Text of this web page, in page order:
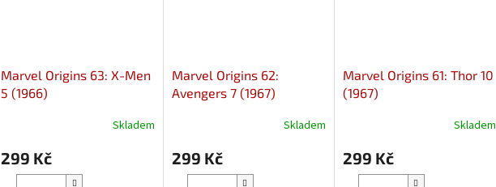
Marvel Origins 63: X-Men
5 (1966)
Skladem
299 Kč
Marvel Origins 62:
Avengers 7 (1967)
Skladem
299 Kč
Marvel Origins 61: Thor 10
(1967)
Skladem
299 Kč